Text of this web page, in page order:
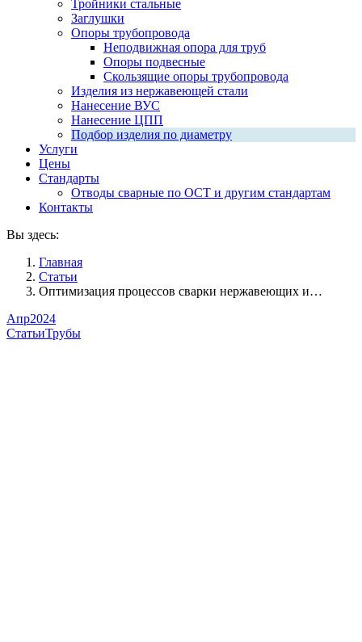
Тройники стальные
Заглушки
Опоры трубопровода
Неподвижная опора для труб
Опоры подвесные
Скользящие опоры трубопровода
Изделия из нержавеющей стали
Нанесение ВУС
Нанесение ЦПП
Подбор изделия по диаметру
Услуги
Цены
Стандарты
Отводы сварные по ОСТ и другим стандартам
Контакты
Вы здесь:
Главная
Статьи
Оптимизация процессов сварки нержавеющих и…
Апр2024
СтатьиТрубы